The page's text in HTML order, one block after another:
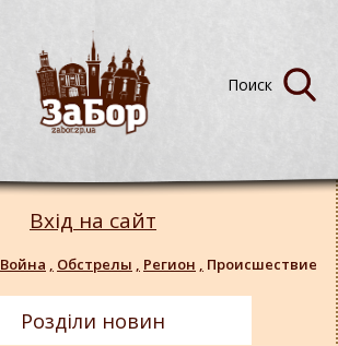
Вхід на сайт
Война , Обстрелы , Регион , Происшествие
Розділи новин